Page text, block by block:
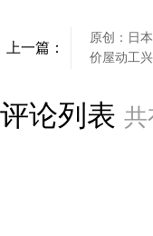
上一篇：
原创：日
价屋动工
评论列表 共